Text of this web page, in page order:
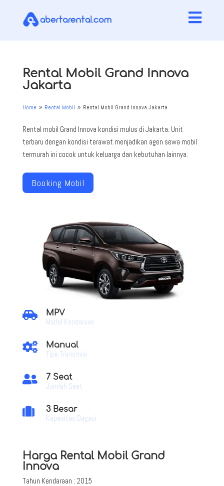

Rental Mobil Grand Innova
Jakarta
Home 9 Rental Mobil 9 Rental Mobil Grand Innova Jakarta
Rental mobil Grand Innova kondisi mulus di Jakarta. Unit
terbaru dengan kondisi terawat menjadikan agen sewa mobil
termurah ini cocok untuk keluarga dan kebutuhan lainnya.
Booking Mobil
 MPV
Model Kendaraan
 Manual
Tipe Transmisi
 7 Seat
Jumlah Seat
 3 Besar
Kapasitas Bagasi
Harga Rental Mobil Grand
Innova
Tahun Kendaraan : 2015